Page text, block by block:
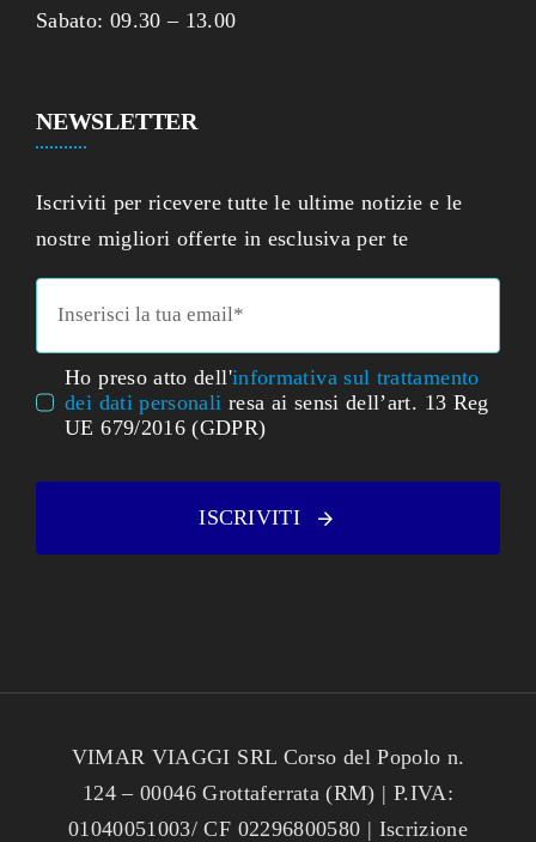
Sabato: 09.30 – 13.00
NEWSLETTER
Iscriviti per ricevere tutte le ultime notizie e le
nostre migliori offerte in esclusiva per te
Ho preso atto dell'informativa sul trattamento
dei dati personali resa ai sensi dell’art. 13 Reg
UE 679/2016 (GDPR)
ISCRIVITI
VIMAR VIAGGI SRL Corso del Popolo n.
124 – 00046 Grottaferrata (RM) | P.IVA:
01040051003/ CF 02296800580 | Iscrizione